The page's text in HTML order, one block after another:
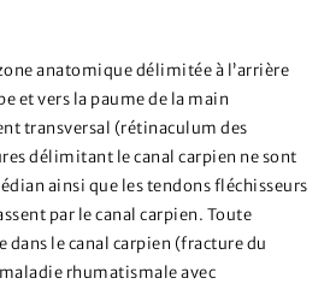
anatomique délimitée à l’arrière
et vers la paume de la main
transversal (rétinaculum des
délimitant le canal carpien ne sont
ainsi que les tendons fléchisseurs
par le canal carpien. Toute
le canal carpien (fracture du
rhumatismale avec